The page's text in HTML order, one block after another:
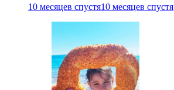
10 месяцев спустя10 месяцев спустя